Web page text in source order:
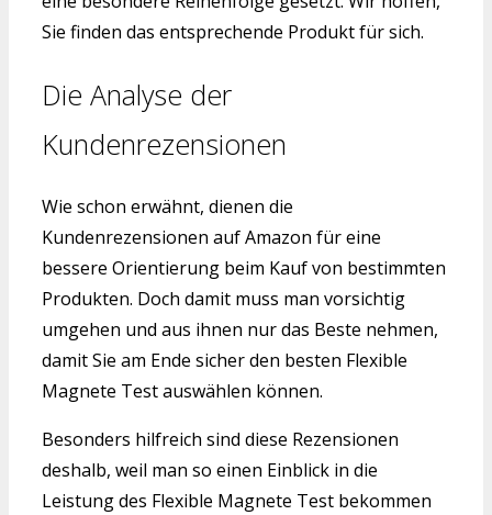
Sie finden das entsprechende Produkt für sich.
Die Analyse der
Kundenrezensionen
Wie schon erwähnt, dienen die
Kundenrezensionen auf Amazon für eine
bessere Orientierung beim Kauf von bestimmten
Produkten. Doch damit muss man vorsichtig
umgehen und aus ihnen nur das Beste nehmen,
damit Sie am Ende sicher den besten Flexible
Magnete Test auswählen können.
Besonders hilfreich sind diese Rezensionen
deshalb, weil man so einen Einblick in die
Leistung des Flexible Magnete Test bekommen